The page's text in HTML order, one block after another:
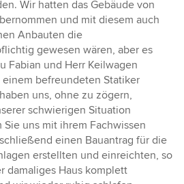
Wir hatten das Gebäude von
und mit diesem auch
Anbauten die
gewesen wären, aber es
Fabian und Herr Keilwagen
befreundeten Statiker
uns, ohne zu zögern,
schwierigen Situation
uns mit ihrem Fachwissen
einen Bauantrag für die
erstellten und einreichten, so
damaliges Haus komplett